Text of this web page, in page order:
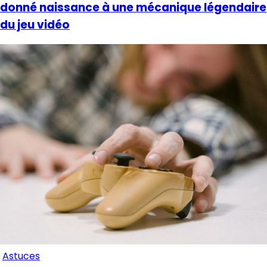
donné naissance à une mécanique légendaire
du jeu vidéo
Astuces